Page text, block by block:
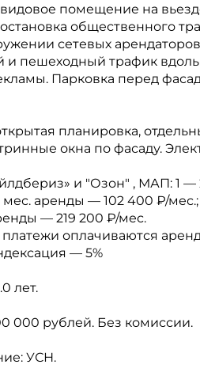
видовое помещение на
общественного
сетевых
и пешеходный трафик
Парковка перед
планировка,
окна по фасаду.
и "Озон" , МАП: 1
аренды — 102 400 ₽/
— 219 200 ₽/мес.
оплачиваются
— 5%
лет.
000 рублей. Без комиссии.
УСН.